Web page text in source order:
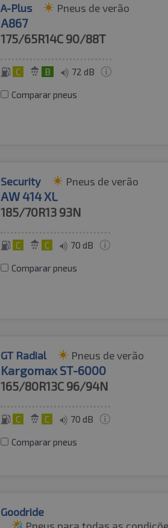
A-Plus Pneus de verão
A867
175/65R14C 90/88T
C B 72 dB
Comparar pneus
Security Pneus de verão
AW 414 XL
185/70R13 93N
C C 70 dB
Comparar pneus
GT Radial Pneus de verão
Kargomax ST-6000
165/80R13C 96/94N
C C 70 dB
Comparar pneus
Goodride